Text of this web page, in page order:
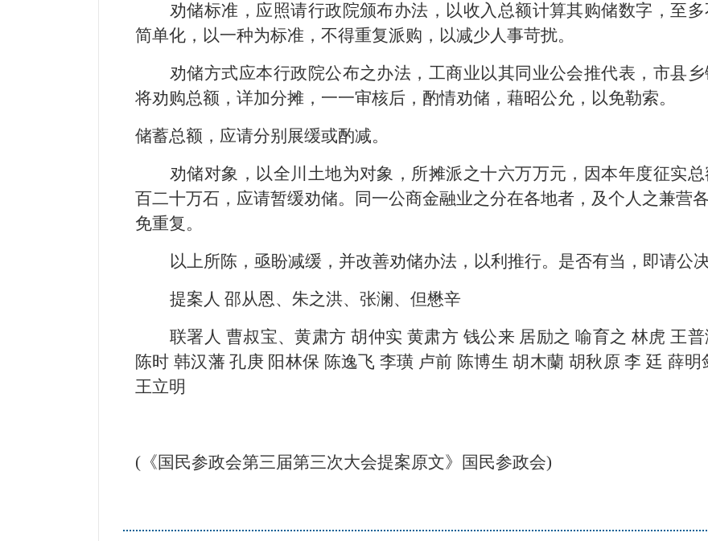
劝储标准，应照请行政院颁布办法，以收入总额计算其购储数字，至
简单化，以一种为标准，不得重复派购，以减少人事苛扰。
劝储方式应本行政院公布之办法，工商业以其同业公会推代表，市县
将劝购总额，详加分摊，一一审核后，酌情劝储，藉昭公允，以免勒索。
储蓄总额，应请分别展缓或酌减。
劝储对象，以全川土地为对象，所摊派之十六万万元，因本年度征实
百二十万石，应请暂缓劝储。同一公商金融业之分在各地者，及个人之兼营
免重复。
以上所陈，亟盼减缓，并改善劝储办法，以利推行。是否有当，即请公决
提案人 邵从恩、朱之洪、张澜、但懋辛
联署人 曹叔宝、黄肃方 胡仲实 黄肃方 钱公来 居励之 喻育之 林虎 王
陈时 韩汉藩 孔庚 阳林保 陈逸飞 李璜 卢前 陈博生 胡木蘭 胡秋原 李 廷 薛
王立明
(《国民参政会第三届第三次大会提案原文》国民参政会)